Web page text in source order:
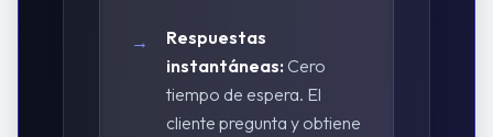
→
Respuestas
instantáneas: Cero
tiempo de espera. El
cliente pregunta y obtiene